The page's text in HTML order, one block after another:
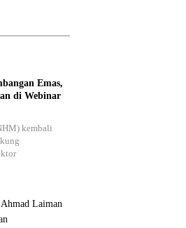
Emas,
di Webinar
kembali